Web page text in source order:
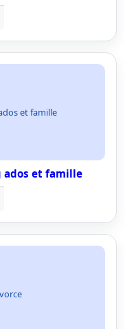
et famille
ados et famille